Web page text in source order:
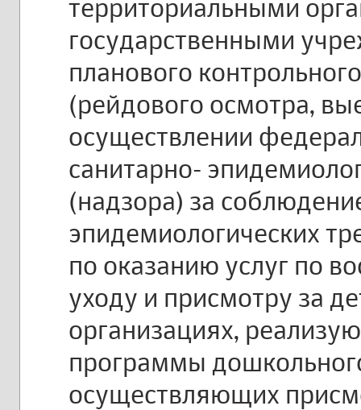
территориальными
государственными
планового
(рейдового осмотра,
осуществлении
санитарно-
(надзора) за
эпидемиологических
по оказанию услуг по
уходу и присмотру за
организациях,
программы
осуществляющих